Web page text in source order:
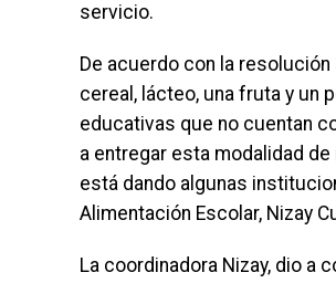
servicio.
De acuerdo con la
cereal, lácteo, una fruta y un
educativas que no cuentan
a entregar esta modalidad
está dando algunas
Alimentación Escolar, Nizay
La coordinadora Nizay, dio a